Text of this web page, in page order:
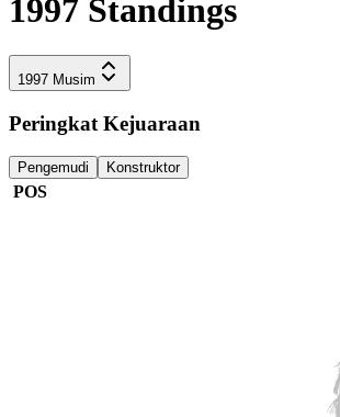
1997 Standings
1997 Musim
Peringkat Kejuaraan
Pengemudi Konstruktor
POS